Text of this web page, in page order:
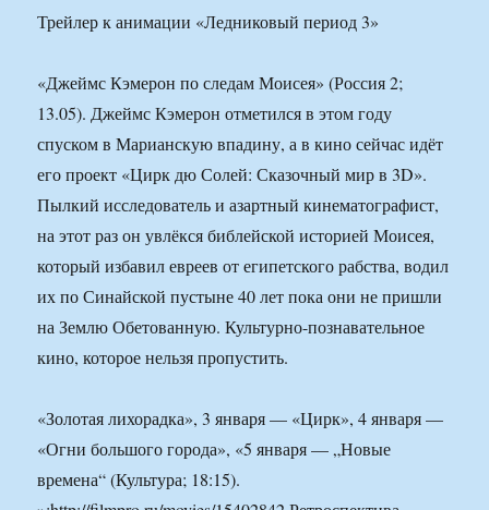
Трейлер к анимации «Ледниковый период 3»
«Джеймс Кэмерон по следам Моисея» (Россия 2;
13.05). Джеймс Кэмерон отметился в этом году
спуском в Марианскую впадину, а в кино сейчас идёт
его проект «Цирк дю Солей: Сказочный мир в 3D».
Пылкий исследователь и азартный кинематографист,
на этот раз он увлёкся библейской историей Моисея,
который избавил евреев от египетского рабства, водил
их по Синайской пустыне 40 лет пока они не пришли
на Землю Обетованную. Культурно-познавательное
кино, которое нельзя пропустить.
«Золотая лихорадка», 3 января — «Цирк», 4 января —
«Огни большого города», «5 января — „Новые
времена“ (Культура; 18:15).